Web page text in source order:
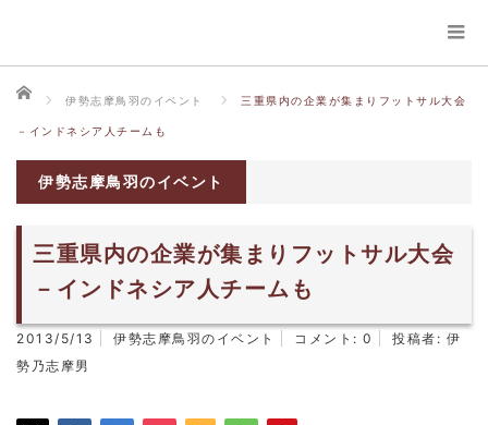
ホーム
伊勢志摩鳥羽のイベント 三重県内の企業が集まりフットサル大会
－インドネシア人チームも
伊勢志摩鳥羽のイベント
三重県内の企業が集まりフットサル大会
－インドネシア人チームも
2013/5/13 伊勢志摩鳥羽のイベント コメント: 0 投稿者: 伊
勢乃志摩男